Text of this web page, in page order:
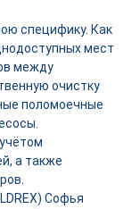
специфику. Как
мест
между
очистку
поломоечные
а также
Софья